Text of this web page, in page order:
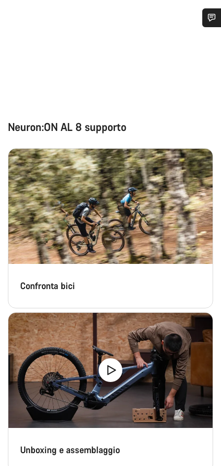
Neuron:ON AL 8 supporto
Confronta bici
Unboxing e assemblaggio